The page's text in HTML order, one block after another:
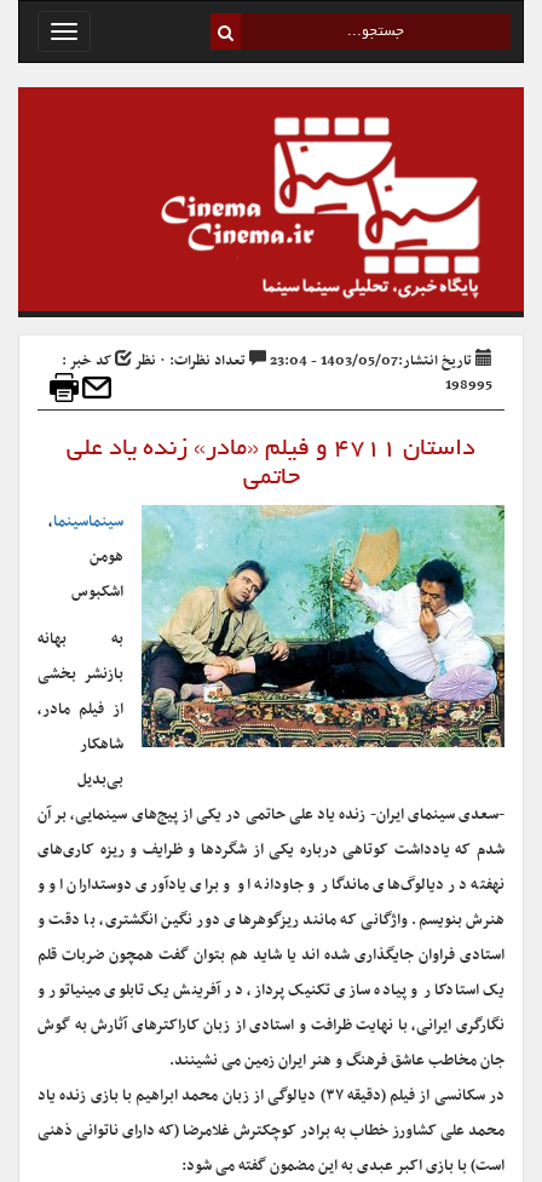
Toggle
تاریخ انتشار:1403/05/07 - 23:04 تعداد نظرات: ۰ نظر
کد خبر :
198995
داستان ۴۷۱۱ و فیلم «مادر» زنده یاد علی
حاتمی
سینماسینما،
هومن
اشکبوس
به بهانه
بازنشر بخشی
از فیلم مادر،
شاهکار
بی‌بدیل
-سعدی سینمای ایران- زنده یاد علی حاتمی در یکی از پیج‌های سینمایی، بر آن
شدم که یادداشت کوتاهی درباره یکی از شگردها و ظرایف و ریزه کاری‌های
نهفته در دیالوگ‌های ماندگار و جاودانه او و برای یادآوری دوستداران او و
هنرش بنویسم. واژگانی که مانند ریزگوهرهای دور نگین انگشتری، با دقت و
استادی فراوان جایگذاری شده اند یا شاید هم بتوان گفت همچون ضربات قلم
یک استادکار و پیاده سازی تکنیک پرداز، در آفرینش یک تابلوی مینیاتور و
نگارگری ایرانی، با نهایت ظرافت و استادی از زبان کاراکترهای آثارش به گوش
جان مخاطب عاشق فرهنگ و هنر ایران زمین می نشینند.
در سکانسی از فیلم (دقیقه ۳۷) دیالوگی از زبان محمد ابراهیم با بازی زنده یاد
محمد علی کشاورز خطاب به برادر کوچکترش غلامرضا (که دارای ناتوانی ذهنی
است) با بازی اکبر عبدی به این مضمون گفته می شود: